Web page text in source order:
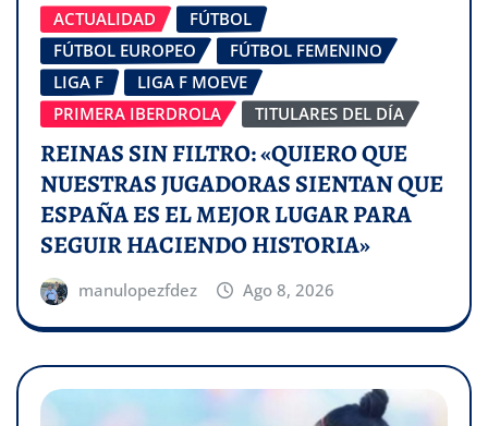
ACTUALIDAD
FÚTBOL
FÚTBOL EUROPEO
FÚTBOL FEMENINO
LIGA F
LIGA F MOEVE
PRIMERA IBERDROLA
TITULARES DEL DÍA
REINAS SIN FILTRO: «QUIERO QUE
NUESTRAS JUGADORAS SIENTAN QUE
ESPAÑA ES EL MEJOR LUGAR PARA
SEGUIR HACIENDO HISTORIA»
manulopezfdez Ago 8, 2026